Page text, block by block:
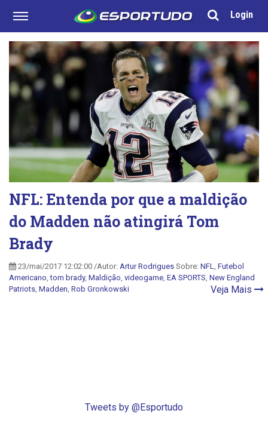
Login
NFL: Entenda por que a maldição
do Madden não atingirá Tom
Brady
23/mai/2017 12:02:00 /Autor: Artur Rodrigues Sobre: NFL
Futebol
Americano ,tom brady, Maldição videogame EA SPORTS New England
Patriots Madden Rob Gronkowski Veja Mais
Tweets by @Esportudo